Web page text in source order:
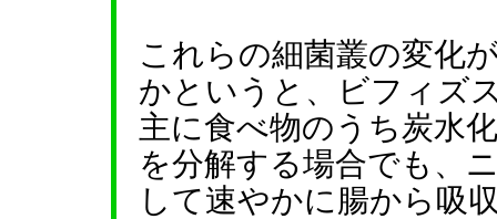
これらの細菌叢の変化
かというと、ビフィズ
主に食べ物のうち炭水
を分解する場合でも、
して速やかに腸から吸